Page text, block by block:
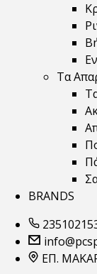
Τα
BRANDS
ΕΠ.